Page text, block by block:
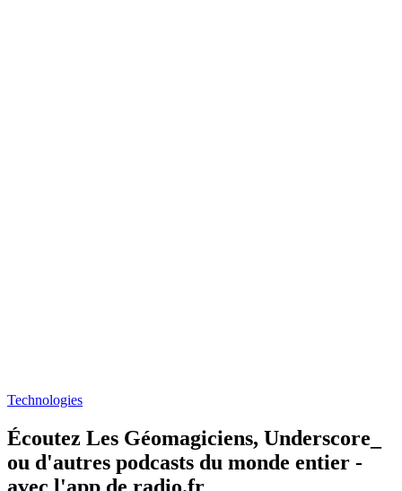
Technologies
Écoutez Les Géomagiciens, Underscore_
ou d'autres podcasts du monde entier -